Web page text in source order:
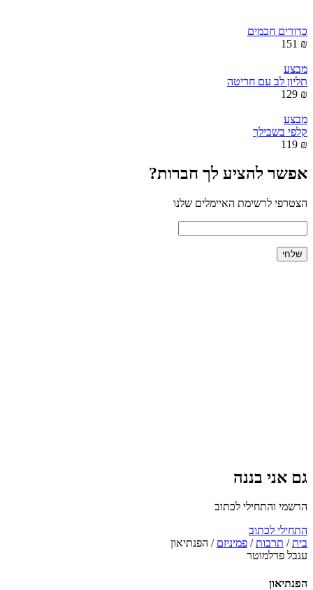
כדורים חכמים
₪ 151
מבצע
תליון לב עם חריטה
₪ 129
מבצע
קלפי בשבילך
₪ 119
אפשר להציע לך חברות?
הצטרפי לרשימת האיימלים שלנו
גם אני בננה
הרשמי והתחילי לכתוב
התחילי לכתוב
בית/ תרבות/ פמיניזם / הפנתיאון
ענבל פרלמוטר
הפנתיאון